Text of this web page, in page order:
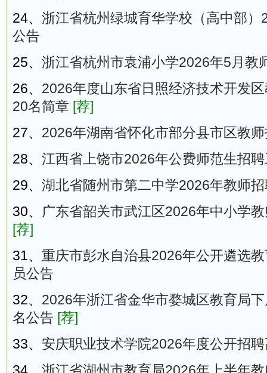
24、 浙江省杭州绿城育华学校（高中部）
公告
25、 浙江省杭州市袁浦小学2026年5月教
26、 2026年度山东省日照经济技术开发
20名简章 [荐]
27、 2026年湖南省怀化市部分县市区教
28、 江西省上饶市2026年公费师范生招
29、 湖北省随州市第二中学2026年教师
30、 广东省韶关市武江区2026年中小学
[荐]
31、 重庆市彭水自治县2026年公开遴选
员公告
32、 2026年浙江省金华市婺城区教育局
名公告 [荐]
33、 安庆职业技术学院2026年度公开招